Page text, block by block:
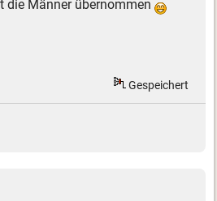
die Männer übernommen
Gespeichert